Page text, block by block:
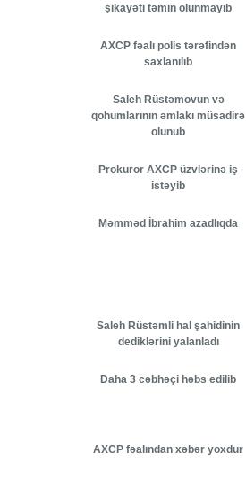
şikayəti təmin olunmayıb
AXCP fəalı polis tərəfindən
saxlanılıb
Saleh Rüstəmovun və
qohumlarının əmlakı müsadirə
olunub
Prokuror AXCP üzvlərinə iş
istəyib
Məmməd İbrahim azadlıqda
Saleh Rüstəmli hal şahidinin
dediklərini yalanladı
Daha 3 cəbhəçi həbs edilib
AXCP fəalından xəbər yoxdur